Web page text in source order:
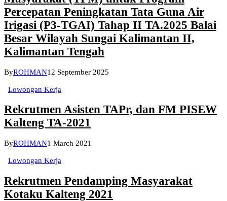
Percepatan Peningkatan Tata Guna Air
Irigasi (P3-TGAI) Tahap II TA.2025 Balai
Besar Wilayah Sungai Kalimantan II,
Kalimantan Tengah
ByROHMAN12 September 2025
Lowongan Kerja
Rekrutmen Asisten TAPr, dan FM PISEW
Kalteng TA-2021
ByROHMAN1 March 2021
Lowongan Kerja
Rekrutmen Pendamping Masyarakat
Kotaku Kalteng 2021